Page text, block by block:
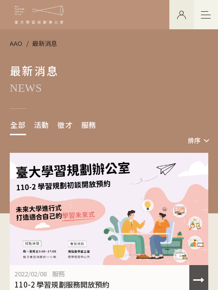
AAO 最新消息
最新消息
NEWS
全部 活動 徵才 服務
排序
2022/02/08 服務
110-2 學習規劃服務開放預約